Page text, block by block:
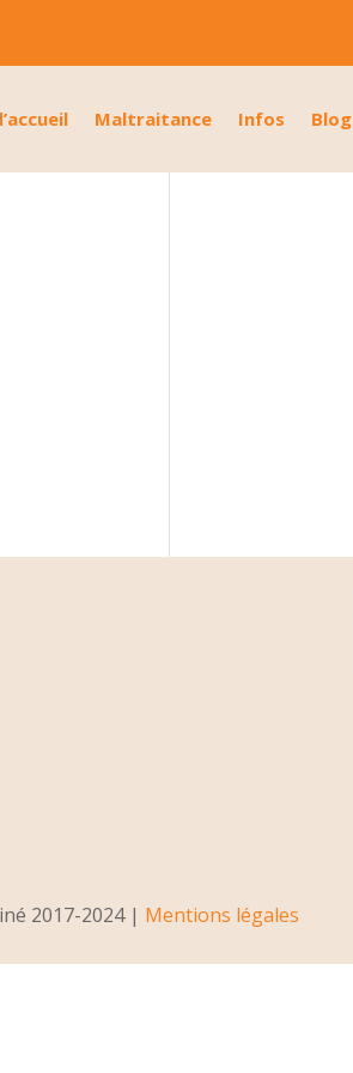
Maltraitance Infos Blog
2017-2024 | Mentions légales